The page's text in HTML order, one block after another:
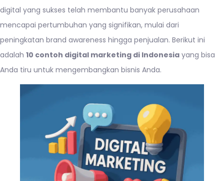
digital yang sukses telah membantu banyak perusahaan
mencapai pertumbuhan yang signifikan, mulai dari
peningkatan brand awareness hingga penjualan. Berikut ini
adalah 10 contoh digital marketing di Indonesia yang bisa
Anda tiru untuk mengembangkan bisnis Anda.